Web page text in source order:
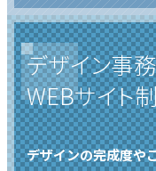
デザイン事
WEBサイト
デザインの完成度や